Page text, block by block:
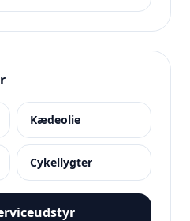
Kædeolie
Cykellygter